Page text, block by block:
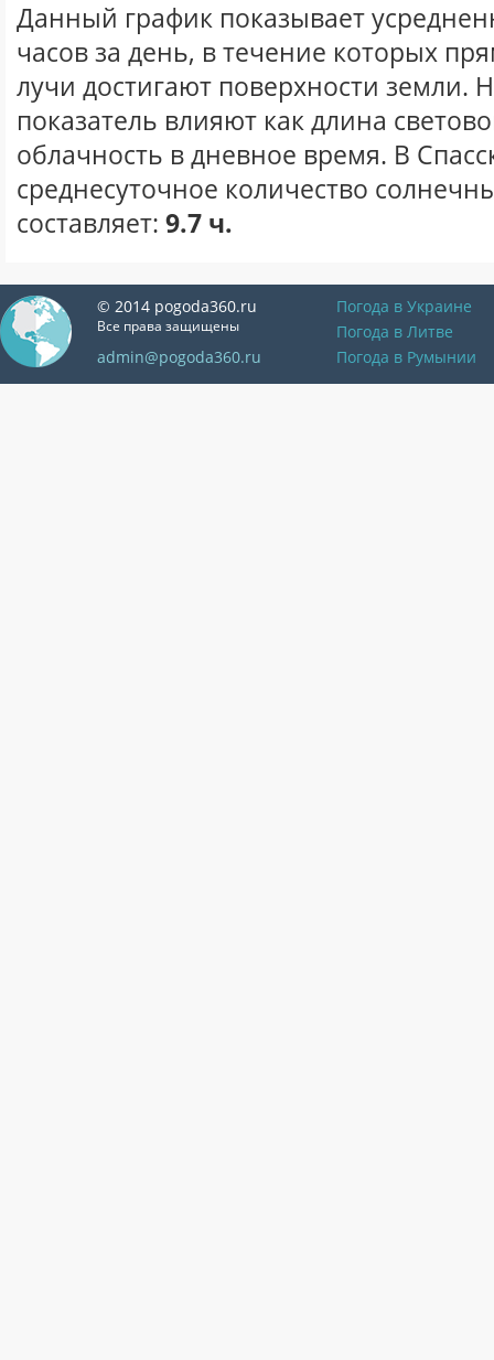
Данный график показывает
часов за день, в течение которых
лучи достигают поверхности земли.
показатель влияют как длина
облачность в дневное время. В
среднесуточное количество
составляет: 9.7 ч.
© 2014 pogoda360.ru
Все права защищены
admin@pogoda360.ru
Погода в Украине
Погода в Литве
Погода в Румынии